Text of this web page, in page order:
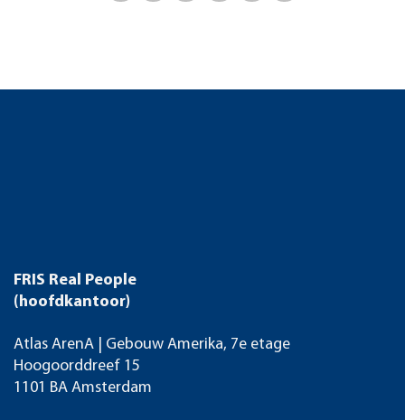
FRIS Real People
(hoofdkantoor)
Atlas ArenA | Gebouw Amerika, 7e etage
Hoogoorddreef 15
1101 BA Amsterdam